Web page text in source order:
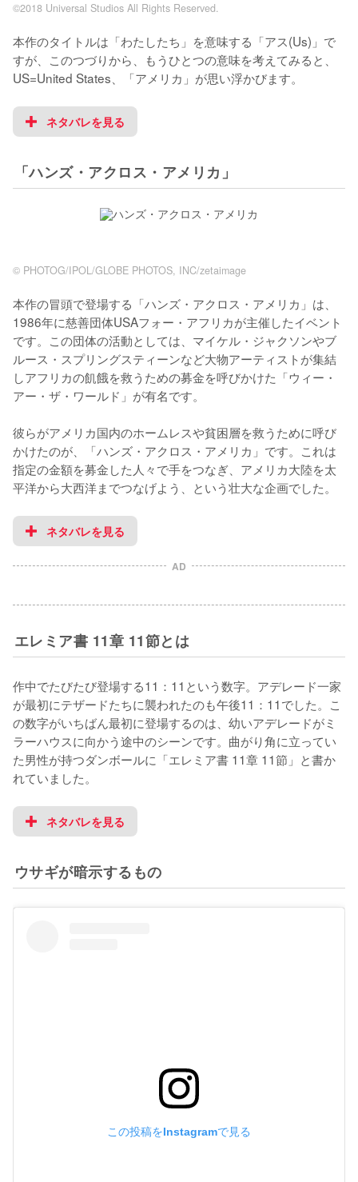
©2018 Universal Studios All Rights Reserved.
本作のタイトルは「わたしたち」を意味する「アス(Us)」で
すが、このつづりから、もうひとつの意味を考えてみると、
US=United States、「アメリカ」が思い浮かびます。
ネタバレを見る
「ハンズ・アクロス・アメリカ」
© PHOTOG/IPOL/GLOBE PHOTOS, INC/zetaimage
本作の冒頭で登場する「ハンズ・アクロス・アメリカ」は、
1986年に慈善団体USAフォー・アフリカが主催したイベント
です。この団体の活動としては、マイケル・ジャクソンやブ
ルース・スプリングスティーンなど大物アーティストが集結
しアフリカの飢餓を救うための募金を呼びかけた「ウィー・
アー・ザ・ワールド」が有名です。
彼らがアメリカ国内のホームレスや貧困層を救うために呼び
かけたのが、「ハンズ・アクロス・アメリカ」です。これは
指定の金額を募金した人々で手をつなぎ、アメリカ大陸を太
平洋から大西洋までつなげよう、という壮大な企画でした。
ネタバレを見る
AD
エレミア書 11章 11節とは
作中でたびたび登場する11：11という数字。アデレード一家
が最初にテザードたちに襲われたのも午後11：11でした。こ
の数字がいちばん最初に登場するのは、幼いアデレードがミ
ラーハウスに向かう途中のシーンです。曲がり角に立ってい
た男性が持つダンボールに「エレミア書 11章 11節」と書か
れていました。
ネタバレを見る
ウサギが暗示するもの
この投稿をInstagramで見る